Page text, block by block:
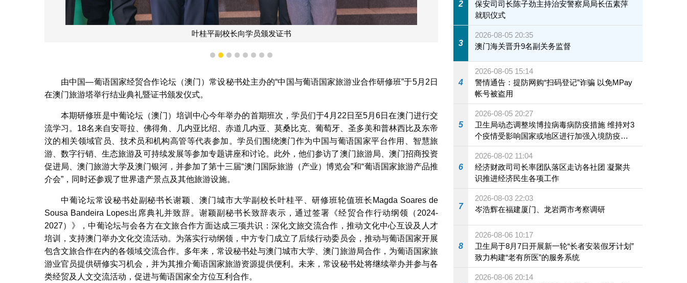
叶桂平副校长向学员颁发证书
1 2 3 4 5 6 7 8
由中国—葡语国家经贸合作论坛（澳门）常设秘书处主办的“中国与葡语国家旅游业合作研修班”于5月2日
在澳门旅游塔举行结业典礼暨证书颁发仪式。
本期研修班是中葡论坛（澳门）培训中心今年举办的首期班次，学员们于4月22日至5月6日在澳门进行交
流学习。18名来自安哥拉、佛得角、几内亚比绍、赤道几内亚、莫桑比克、葡萄牙、圣多美和普林西比及东帝
汶的相关领域官员、技术员和机构高管等代表参加。学员们围绕澳门作为中国与葡语国家平台作用、智慧旅
游、数字行销、生态旅游及可持续发展等参加专题讲座和讨论。此外，他们参访了澳门旅游局、澳门招商投资
促进局、澳门旅游大学及澳门银河，并参加了第十三届“澳门国际旅游（产业）博览会”和“葡语国家旅游产品推
介会”，同时还参观了世界遗产景点及其他旅游设施。
中葡论坛常设秘书处副秘书长谢颖、澳门城市大学副校长叶桂平、研修班轮值班长Magda Soares de
Sousa Bandeira Lopes出席典礼并致辞。谢颖副秘书长致辞表示，通过签署《经贸合作行动纲领（2024-
2027）》，中葡论坛与会各方在文旅合作方面达成三项共识：深化文旅交流合作，推动文化中心互设及人才
培训，支持澳门举办文化交流活动。为落实行动纲领，中方专门成立了后续行动委员会，推动与葡语国家开展
包含文旅合作在内的各领域交流合作。多年来，常设秘书处与澳门城市大学、澳门旅游局合作，为葡语国家旅
游业官员提供研修实习机会，并为其推介葡语国家旅游资源提供便利。未来，常设秘书处将继续举办并参与各
类经贸及人文交流活动，促进与葡语国家全方位互利合作。
2
保安司司长陈子劲主持治安警察局局长伍素萍
就职仪式
3
2026-08-05 20:35
澳门海关晋升9名副关务监督
4
2026-08-05 15:14
警情通告：提防网购“扫码登记”诈骗 以免MPay
帐号被盗用
5
2026-08-05 20:27
卫生局动态调整埃博拉病毒病防疫措施 维持对3
个疫情受影响国家或地区进行加强入境防疫措
施
6
2026-08-02 11:04
经济财政司司长率团队落区走访各社团 凝聚共
识推进经济民生各项工作
7
2026-08-03 22:03
岑浩辉在福建厦门、龙岩两市考察调研
8
2026-08-06 10:17
卫生局于8月7日开展新一轮“长者安装假牙计划”
致力构建“老有所医”的服务系统
2026-08-06 20:14